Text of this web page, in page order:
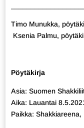
Timo
Ksenia Palmu,
Pöytäkirja
Asia: Suomen
Aika: Lauantai
Paikka: